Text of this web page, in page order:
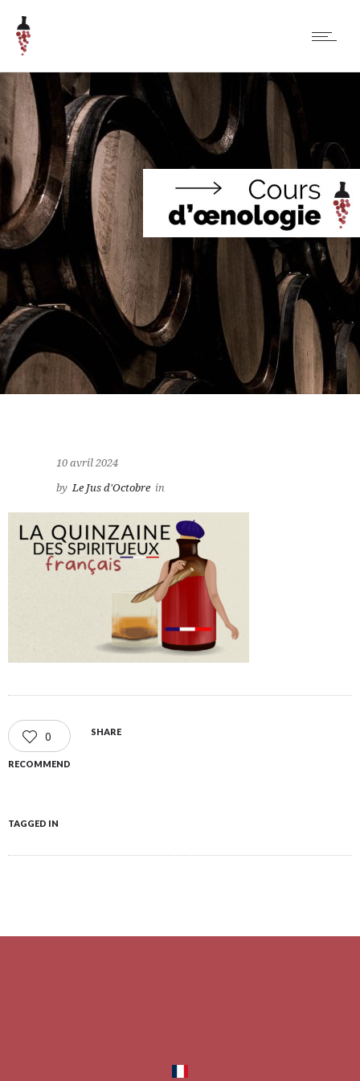
10 avril 2024
by Le Jus d'Octobre in
0
RECOMMEND
SHARE
TAGGED IN